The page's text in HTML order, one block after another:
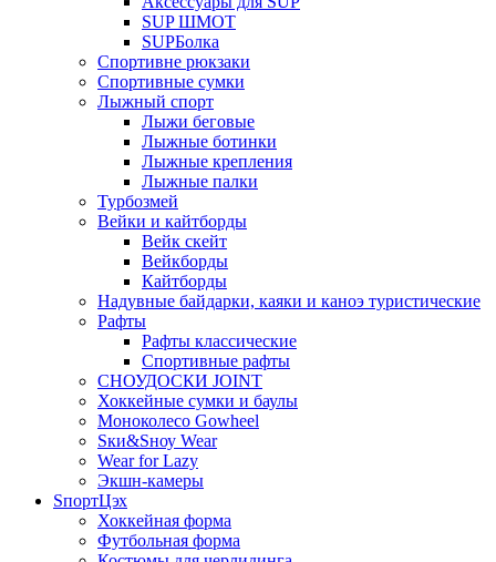
SUP ШМОТ
SUPБолка
Спортивне рюкзаки
Спортивные сумки
Лыжный спорт
Лыжи беговые
Лыжные ботинки
Лыжные крепления
Лыжные палки
Турбозмей
Вейки и кайтборды
Вейк скейт
Вейкборды
Кайтборды
Надувные байдарки, каяки и каноэ туристические
Рафты
Рафты классические
Спортивные рафты
СНОУДОСКИ JOINT
Хоккейные сумки и баулы
Моноколесо Gowheel
Sки&Sноу Wear
Wear for Lazy
Экшн-камеры
SпортЦэх
Хоккейная форма
Футбольная форма